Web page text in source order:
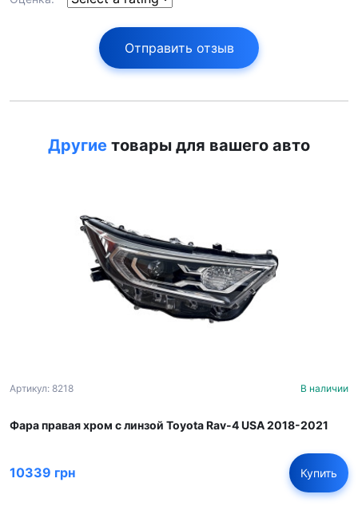
Отправить отзыв
Другие товары для вашего авто
Артикул: 8218 В наличии
Фара правая хром с линзой Toyota Rav-4 USA 2018-2021
10339 грн Купить